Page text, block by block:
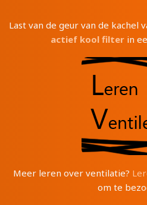
Last van de geur van de kachel
actief kool filterin
Meer leren over ventilatie?
om te